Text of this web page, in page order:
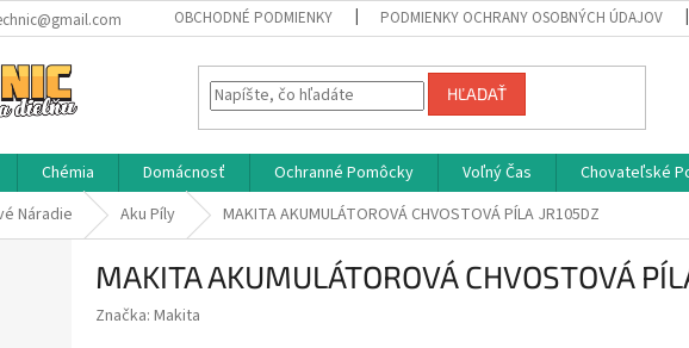
OBCHODNÉ PODMIENKY PODMIENKY OCHRANY OSOBNÝCH ÚDAJOV
HĽADAŤ
Chémia Domácnosť Ochranné Pomôcky Voľný Čas Chovateľské
Náradie Aku Píly MAKITA AKUMULÁTOROVÁ CHVOSTOVÁ PÍLA JR105DZ
MAKITA AKUMULÁTOROVÁ CHVOSTOVÁ
Značka: Makita